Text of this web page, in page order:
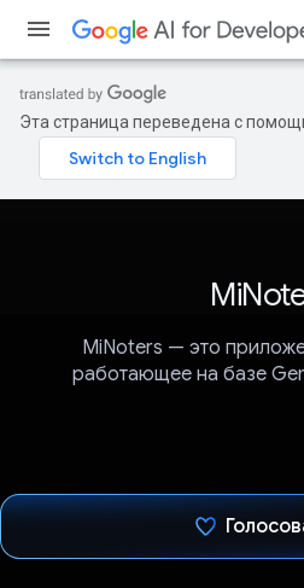
Эта страница переведена с
MiNoters — это
работающее на базе